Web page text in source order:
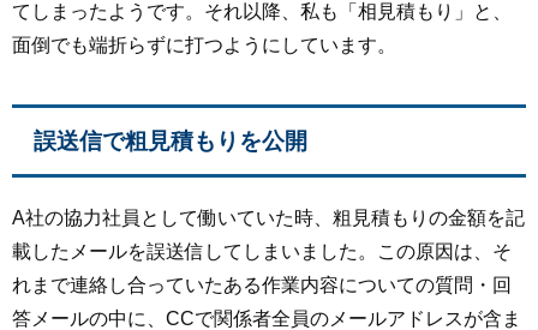
てしまったようです。それ以降、私も「相見積もり」と、
面倒でも端折らずに打つようにしています。
誤送信で粗見積もりを公開
A社の協力社員として働いていた時、粗見積もりの金額を記
載したメールを誤送信してしまいました。この原因は、そ
れまで連絡し合っていたある作業内容についての質問・回
答メールの中に、CCで関係者全員のメールアドレスが含ま